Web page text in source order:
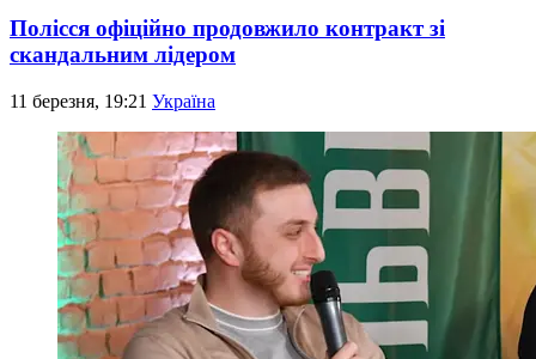
Полісся офіційно продовжило контракт зі
скандальним лідером
11 березня, 19:21 Україна